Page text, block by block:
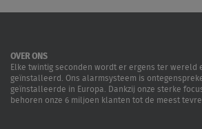
OVER ONS
Elke twintig seconden wordt er ergens ter wereld
geïnstalleerd. Ons alarmsysteem is
geïnstalleerde in Europa. Dankzij onze sterke
behoren onze 6 miljoen klanten tot de meest